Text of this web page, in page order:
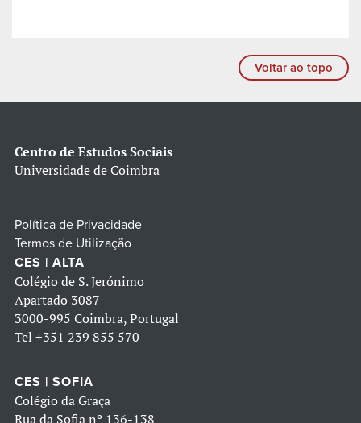
Voltar ao topo
Centro de Estudos Sociais
Universidade de Coimbra
Política de Privacidade
Termos de Utilização
CES | ALTA
Colégio de S. Jerónimo
Apartado 3087
3000-995 Coimbra, Portugal
Tel +351 239 855 570
CES | SOFIA
Colégio da Graça
Rua da Sofia nº 136-138